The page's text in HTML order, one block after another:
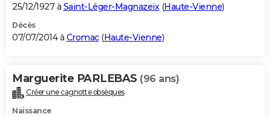
25/12/1927 à Saint-Léger-Magnazeix(Haute-Vienne)
Décès
07/07/2014 à Cromac(Haute-Vienne)
Marguerite PARLEBAS (96 ans)
Créer une cagnotte obsèques
Naissance